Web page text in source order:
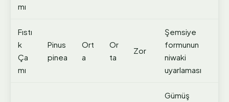
mı
Fıstı
k
Ça
mı
Pinus
pinea
Ort
a
Or
ta
Zor
Şemsiye
formunun
niwaki
uyarlaması
Gümüş